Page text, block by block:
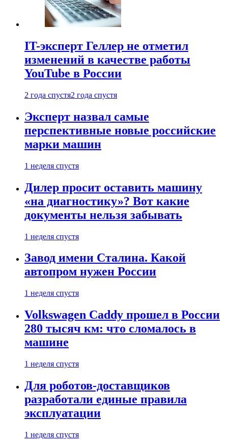
IT-эксперт Геллер не отметил
изменений в качестве работы
YouTube в России
2 года спустя2 года спустя
Эксперт назвал самые
перспективные новые российские
марки машин
1 неделя спустя
Дилер просит оставить машину
«на диагностику»? Вот какие
документы нельзя забывать
1 неделя спустя
Завод имени Сталина. Какой
автопром нужен России
1 неделя спустя
Volkswagen Caddy прошел в России
280 тысяч км: что сломалось в
машине
1 неделя спустя
Для роботов-доставщиков
разработали единые правила
эксплуатации
1 неделя спустя